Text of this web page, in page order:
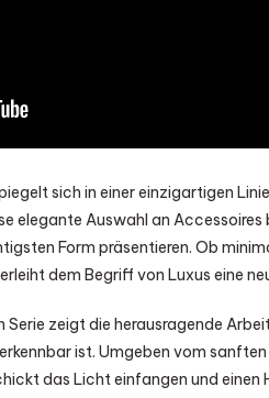
sich in einer einzigartigen
elegante Auswahl an
Form präsentieren. Ob
dem Begriff von Luxus eine
zeigt die herausragende
ist. Umgeben vom
das Licht einfangen und einen